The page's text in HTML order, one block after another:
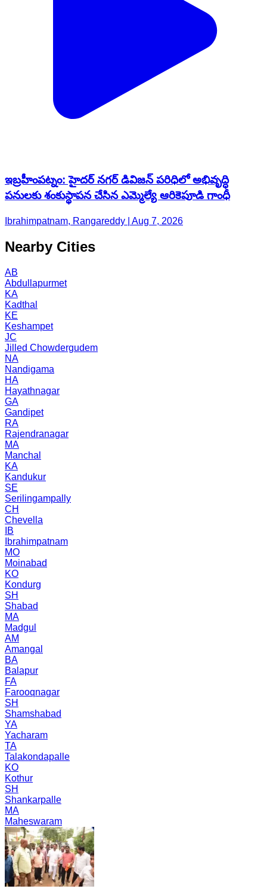
ఇబ్రహీంపట్నం: హైదర్ నగర్ డివిజన్ పరిధిలో అభివృద్ధి
పనులకు శంకుస్థాపన చేసిన ఎమ్మెల్యే ఆరికెపూడి గాంధీ
Ibrahimpatnam, Rangareddy | Aug 7, 2026
Nearby Cities
AB
Abdullapurmet
KA
Kadthal
KE
Keshampet
JC
Jilled Chowdergudem
NA
Nandigama
HA
Hayathnagar
GA
Gandipet
RA
Rajendranagar
MA
Manchal
KA
Kandukur
SE
Serilingampally
CH
Chevella
IB
Ibrahimpatnam
MO
Moinabad
KO
Kondurg
SH
Shabad
MA
Madgul
AM
Amangal
BA
Balapur
FA
Farooqnagar
SH
Shamshabad
YA
Yacharam
TA
Talakondapalle
KO
Kothur
SH
Shankarpalle
MA
Maheswaram